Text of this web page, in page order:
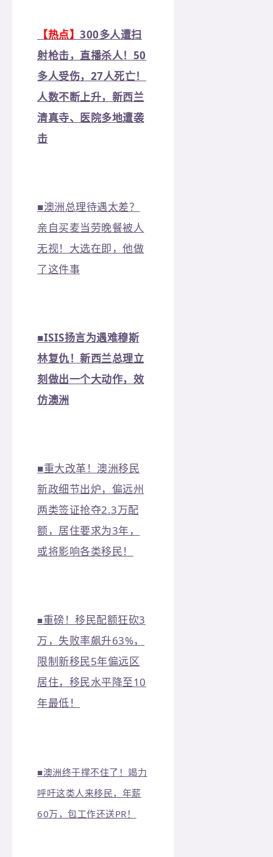
【热点】300多人遭扫
射枪击，直播杀人！50
多人受伤，27人死亡！
人数不断上升，新西兰
清真寺、医院多地遭袭
击
■澳洲总理待遇太差？
亲自买麦当劳晚餐被人
无视！大选在即，他做
了这件事
■ISIS扬言为遇难穆斯
林复仇！新西兰总理立
刻做出一个大动作，效
仿澳洲
■重大改革！澳洲移民
新政细节出炉，偏远州
两类签证抢夺2.3万配
额，居住要求为3年，
或将影响各类移民！
■重磅！移民配额狂砍3
万，失败率飙升63%，
限制新移民5年偏远区
居住，移民水平降至10
年最低！
■澳洲终于撑不住了！竭力
呼吁这类人来移民，年薪
60万，包工作还送PR！